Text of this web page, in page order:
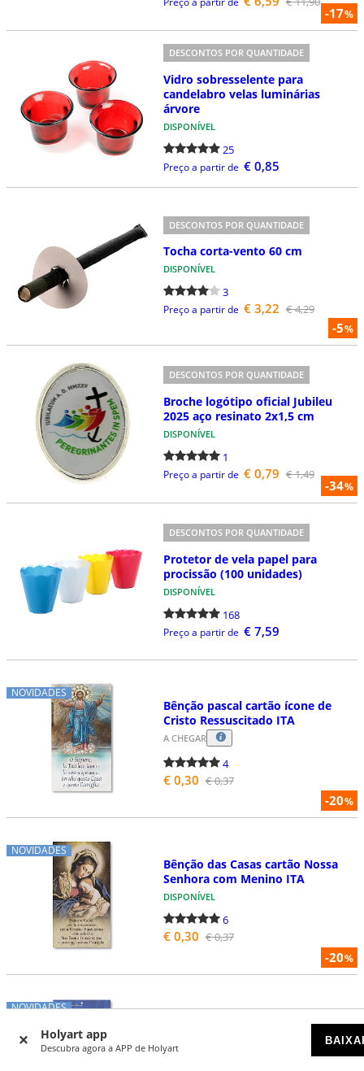
Holyart app
Descubra agora a APP de Holyart
-17%
DESCONTOS POR QUANTIDADE
Vidro sobresselente para
candelabro velas luminárias
árvore
DISPONÍVEL
25
Preço a partir de € 0,85
-5%
DESCONTOS POR QUANTIDADE
Tocha corta-vento 60 cm
DISPONÍVEL
3
Preço a partir de € 3,22 € 4,29
-34%
DESCONTOS POR QUANTIDADE
Broche logótipo oficial Jubileu
2025 aço resinato 2x1,5 cm
DISPONÍVEL
1
Preço a partir de € 0,79 € 1,49
DESCONTOS POR QUANTIDADE
Protetor de vela papel para
procissão (100 unidades)
DISPONÍVEL
168
Preço a partir de € 7,59
NOVIDADES
-20%
Bênção pascal cartão ícone de
Cristo Ressuscitado ITA
A CHEGAR
4
€ 0,30 € 0,37
NOVIDADES
-20%
Bênção das Casas cartão Nossa
Senhora com Menino ITA
DISPONÍVEL
6
€ 0,30 € 0,37
NOVIDADES
Bênção pascal cartão ícone
Nossa Senhora da Ternura ITA
DISPONÍVEL